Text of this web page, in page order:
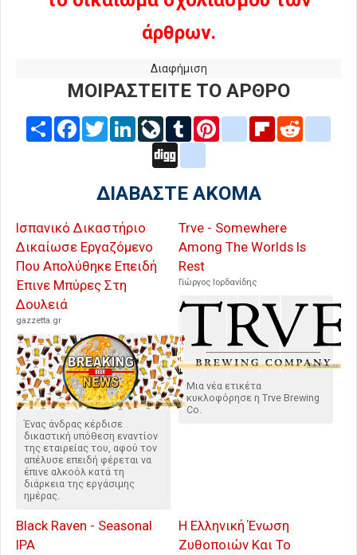
άρθρων.
Διαφήμιση
ΜΟΙΡΑΣΤΕΙΤΕ ΤΟ ΑΡΘΡΟ
Share FacebookTwitterLinkedInLiveJournal
Tumblr Pinterestblogger_post
Flipboard
ΔΙΑΒΑΣΤΕ ΑΚΟΜΑ
Ισπανικό Δικαστήριο
Δικαίωσε Εργαζόμενο
Που Απολύθηκε Επειδή
Έπινε Μπύρες Στη
Δουλειά
gazzetta.gr
Ένας άνδρας κέρδισε
δικαστική υπόθεση εναντίον
της εταιρείας του, αφού τον
απέλυσε επειδή φέρεται να
έπινε αλκοόλ κατά τη
διάρκεια της εργάσιμης
ημέρας.
Trve - Somewhere
Among The Worlds Is
Rest
Γιώργος Ιορδανίδης
Μια νέα ετικέτα
κυκλοφόρησε η Trve Brewing
Co.
Black Raven - Seasonal
IPA
Η Ελληνική Ένωση
Ζυθοποιών Και Το